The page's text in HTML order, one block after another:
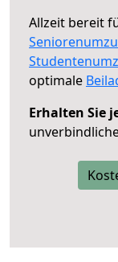
Allzeit bereit
optimale
Erhalten Sie